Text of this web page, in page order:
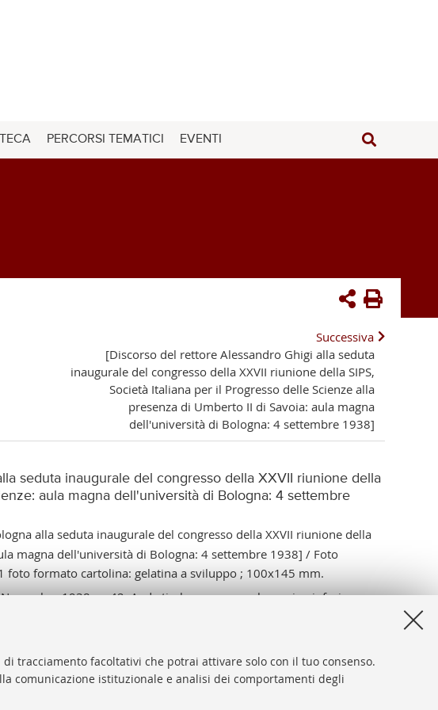
tracciamento facoltativi che potrai attivare solo con il tuo consenso.
comunicazione istituzionale e analisi dei comportamenti degli
PERCORSI TEMATICI EVENTI
Successiva
[Discorso del rettore Alessandro Ghigi alla seduta
inaugurale del congresso della XXVII riunione della SIPS,
Società Italiana per il Progresso delle Scienze alla
presenza di Umberto II di Savoia: aula magna
dell'università di Bologna: 4 settembre 1938]
seduta inaugurale del congresso della XXVII riunione della
aula magna dell'università di Bologna: 4 settembre
alla seduta inaugurale del congresso della XXVII riunione della
magna dell'università di Bologna: 4 settembre 1938] / Foto
foto formato cartolina: gelatina a sviluppo ; 100x145 mm.
1938, p. 42; A. da timbro a secco sul margine inf. sin. -